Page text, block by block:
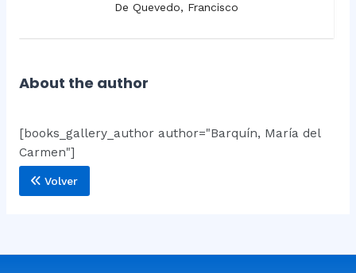
De Quevedo, Francisco
About the author
[books_gallery_author author="Barquín, María del
Carmen"]
Volver